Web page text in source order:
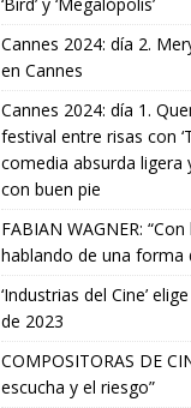
‘Bird’ y ‘Megalópolis’
Cannes 2024: día 2.
en Cannes
Cannes 2024: día 1.
festival entre risas con
comedia absurda ligera
con buen pie
FABIAN WAGNER:
hablando de una forma
‘Industrias del Cine’
de 2023
COMPOSITORAS DE
escucha y el riesgo”